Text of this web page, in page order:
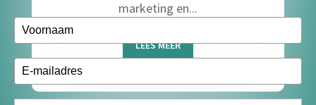
marketing en...
LEES MEER